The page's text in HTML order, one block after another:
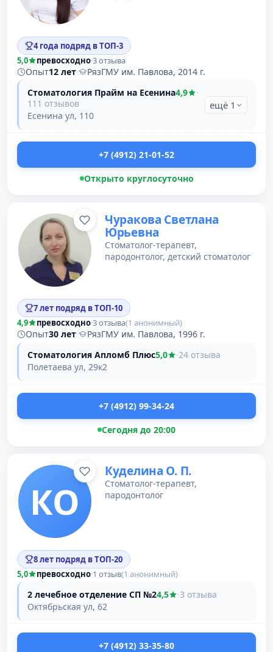
4 года подряд в ТОП-3
5,0
превосходно·3 отзыва
Опыт12 лет·
РязГМУ им. Павлова, 2014 г.
Стоматология Прайм на Есенина4,9
·
111 отзывов
Есенина ул, 110
ещё 1
+7 (4912) 21-01-52
Открыто круглосуточно
Чуракова Светлана
Юрьевна
Стоматолог-терапевт,
пародонтолог, детский стоматолог
7 лет подряд в ТОП-10
4,9
превосходно·3 отзыва(1 анонимный)
Опыт30 лет·
РязГМУ им. Павлова, 1996 г.
Стоматология Апломб Плюс5,0 ·24 отзыва
Полетаева ул, 29к2
+7 (4912) 99-34-24
Сегодня до 20:00
КО
Куделина О. П.
Стоматолог-терапевт,
пародонтолог
8 лет подряд в ТОП-20
5,0
превосходно·1 отзыв(1 анонимный)
2 лечебное отделение СП №24,5 ·3 отзыва
Октябрьская ул, 62
+7 (4912) 33-35-80